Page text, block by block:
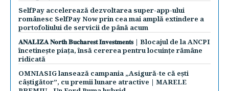
SelfPay accelerează dezvoltarea super-app-ului
românesc SelfPay Now prin cea mai amplă extindere a
portofoliului de servicii de până acum
𝐀𝐍𝐀𝐋𝐈𝐙𝐀 𝐍𝐨𝐫𝐭𝐡 𝐁𝐮𝐜𝐡𝐚𝐫𝐞𝐬𝐭 𝐈𝐧𝐯𝐞𝐬𝐭𝐦𝐞𝐧𝐭𝐬 | Blocajul de la ANCPI
încetinește piața, însă cererea pentru locuințe rămâne
ridicată
OMNIASIG lansează campania „Asigură-te că ești
câștigător”, cu premii lunare atractive | MARELE